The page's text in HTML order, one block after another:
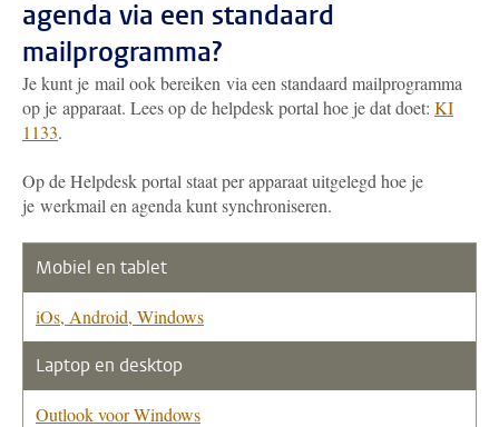
agenda via een standaard
mailprogramma?
Je kunt je mail ook bereiken via een standaard mailprogramma
op je apparaat. Lees op de helpdesk portal hoe je dat doet: KI
1133.
Op de Helpdesk portal staat per apparaat uitgelegd hoe je
je werkmail en agenda kunt synchroniseren.
Mobiel en tablet
iOs, Android, Windows
Laptop en desktop
Outlook voor Windows